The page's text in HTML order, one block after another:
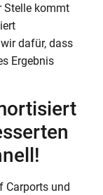
Stelle kommt
dafür, dass
Ergebnis
Carports und